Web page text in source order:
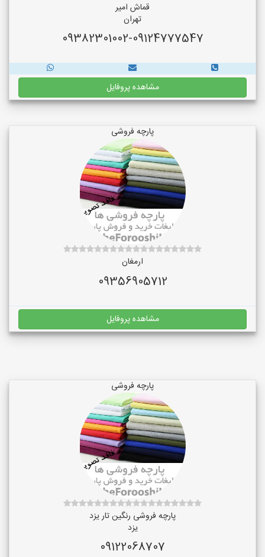
قماش امیر
تهران
09382301002-09124777547
مشاهده پروفایل
پارچه فروشی
ارمغان
09356905712
مشاهده پروفایل
پارچه فروشی
پارچه فروشی رنگین تار یزد
یزد
09122068707